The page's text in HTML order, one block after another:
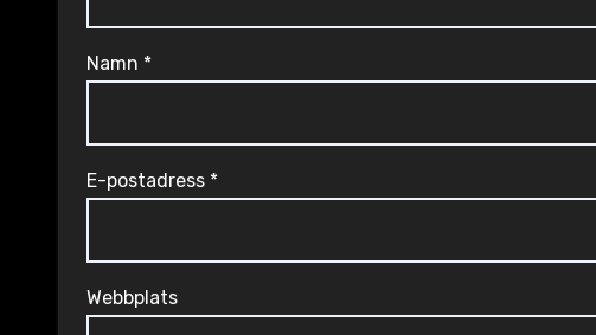
Namn *
E-postadress *
Webbplats